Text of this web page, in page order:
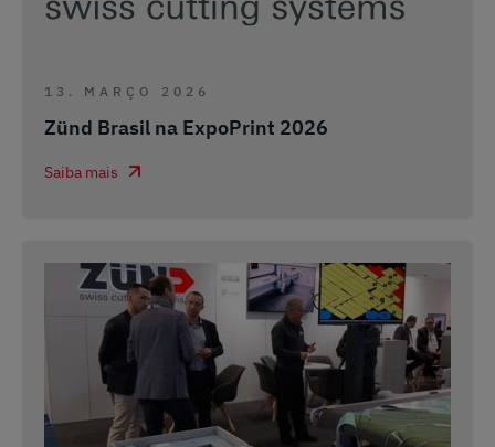
13. MARÇO 2026
Zünd Brasil na ExpoPrint 2026
Saiba mais